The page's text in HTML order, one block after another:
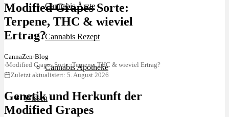
Cannabis Ärzte
Cannabis Rezept
Cannabis Apotheke
Wissen
Modified Grapes Sorte:
Terpene, THC & wieviel
Ertrag?
CannaZen›Blog
›Modified Grapes Sorte: Terpene, THC & wieviel Ertrag?
Zuletzt aktualisiert: 5. August 2026
Genetik und Herkunft der
Modified Grapes